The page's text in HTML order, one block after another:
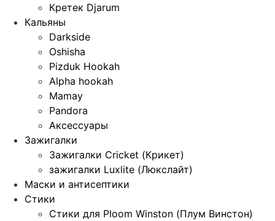
Кретек Djarum
Кальяны
Darkside
Oshisha
Pizduk Hookah
Alpha hookah
Mamay
Pandora
Аксессуары
Зажигалки
Зажигалки Cricket (Крикет)
зажигалки Luxlite (Люкслайт)
Маски и антисептики
Стики
Стики для Ploom Winston (Плум Винстон)